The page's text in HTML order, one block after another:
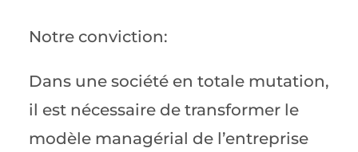
Notre conviction:
Dans une société en totale mutation,
il est nécessaire de transformer le
modèle managérial de l’entreprise